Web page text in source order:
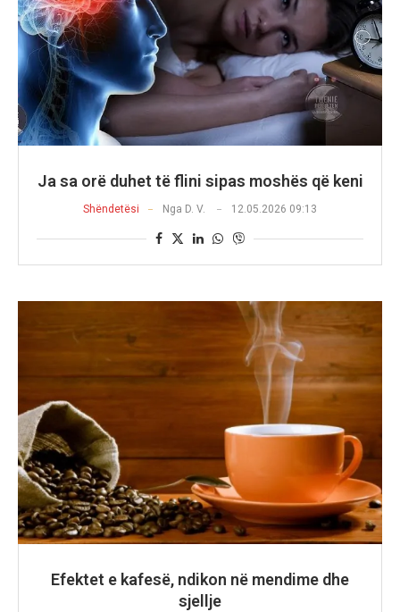
Ja sa orë duhet të flini sipas moshës që keni
Shëndetësi Nga D. V. 12.05.2026 09:13
Efektet e kafesë, ndikon në mendime dhe
sjellje